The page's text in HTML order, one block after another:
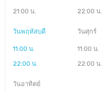
21:00 น.
22:00 น.
วันพฤหัสบดี
11:00 น.
22:00 น.
วันศุกร์
11:00 น.
22:00 น.
วันอาทิตย์